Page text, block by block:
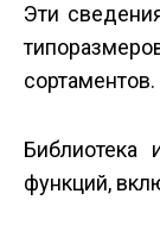
Эти
сортаментов.
Библиотека
функций,